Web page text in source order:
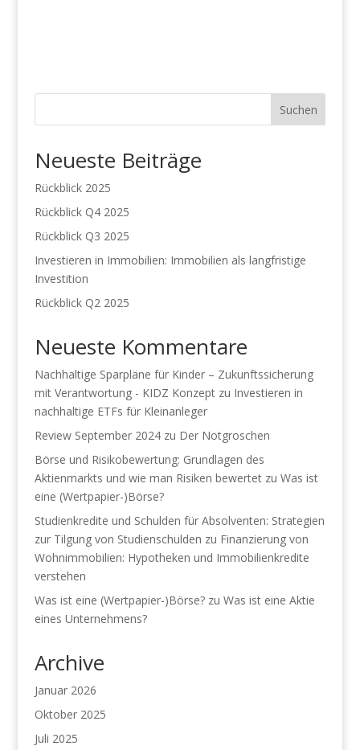
Suchen
Neueste Beiträge
Rückblick 2025
Rückblick Q4 2025
Rückblick Q3 2025
Investieren in Immobilien: Immobilien als langfristige
Investition
Rückblick Q2 2025
Neueste Kommentare
Nachhaltige Sparpläne für Kinder – Zukunftssicherung
mit Verantwortung - KIDZ Konzeptzu Investieren in
nachhaltige ETFs für Kleinanleger
Review September 2024zu Der Notgroschen
Börse und Risikobewertung: Grundlagen des
Aktienmarkts und wie man Risiken bewertetzu Was ist
eine (Wertpapier-)Börse?
Studienkredite und Schulden für Absolventen: Strategien
zur Tilgung von Studienschulden zu Finanzierung von
Wohnimmobilien: Hypotheken und Immobilienkredite
verstehen
Was ist eine (Wertpapier-)Börse?zu Was ist eine Aktie
eines Unternehmens?
Archive
Januar 2026
Oktober 2025
Juli 2025